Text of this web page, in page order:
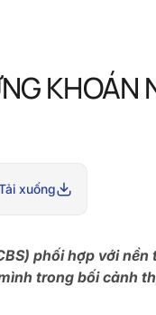
KHOÁN
xuống
phối hợp với nền
trong bối cảnh